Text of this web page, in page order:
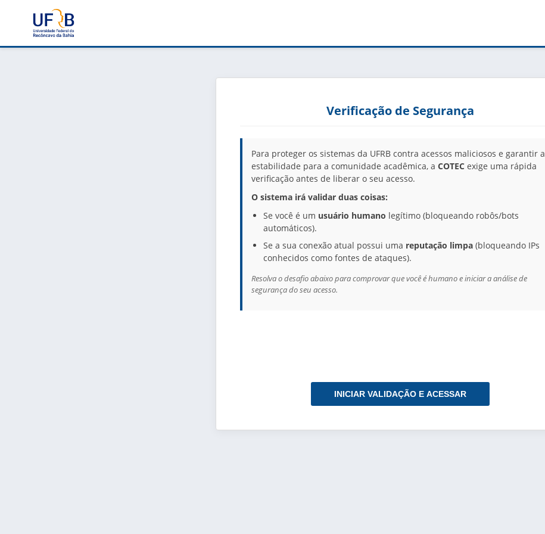
Verificação de Segurança
Para proteger os sistemas da UFRB contra acessos maliciosos e garantir a
estabilidade para a comunidade acadêmica, a COTEC exige uma rápida
verificação antes de liberar o seu acesso.
O sistema irá validar duas coisas:
Se você é um usuário humano legítimo (bloqueando robôs/bots
automáticos).
Se a sua conexão atual possui uma reputação limpa (bloqueando IPs
conhecidos como fontes de ataques).
Resolva o desafio abaixo para comprovar que você é humano e iniciar a análise de
segurança do seu acesso.
INICIAR VALIDAÇÃO E ACESSAR